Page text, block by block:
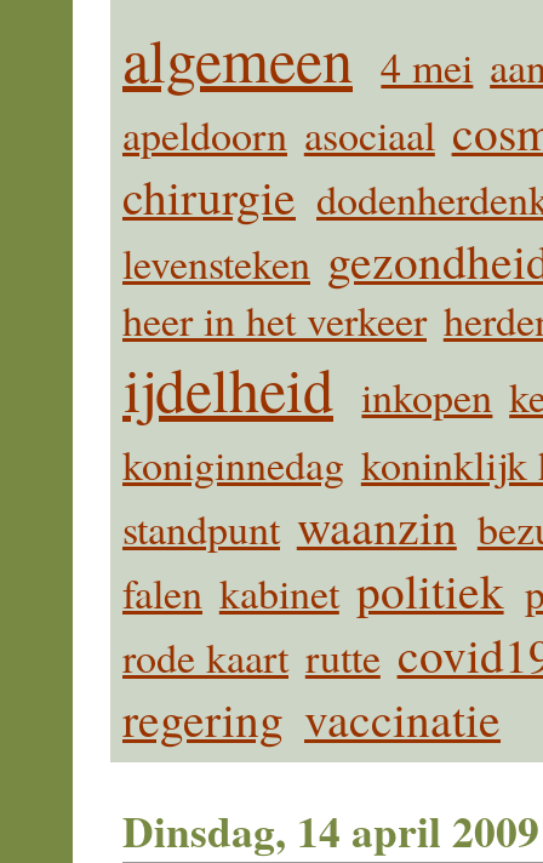
algemeen 4 mei
apeldoorn asociaal
chirurgie
levensteken
heer in het verkeer
ijdelheid inkopen
koniginnedag koninklijk
standpunt waanzin
falen kabinet politiek
rode kaart rutte
regering vaccinatie
Dinsdag, 14 april 2009